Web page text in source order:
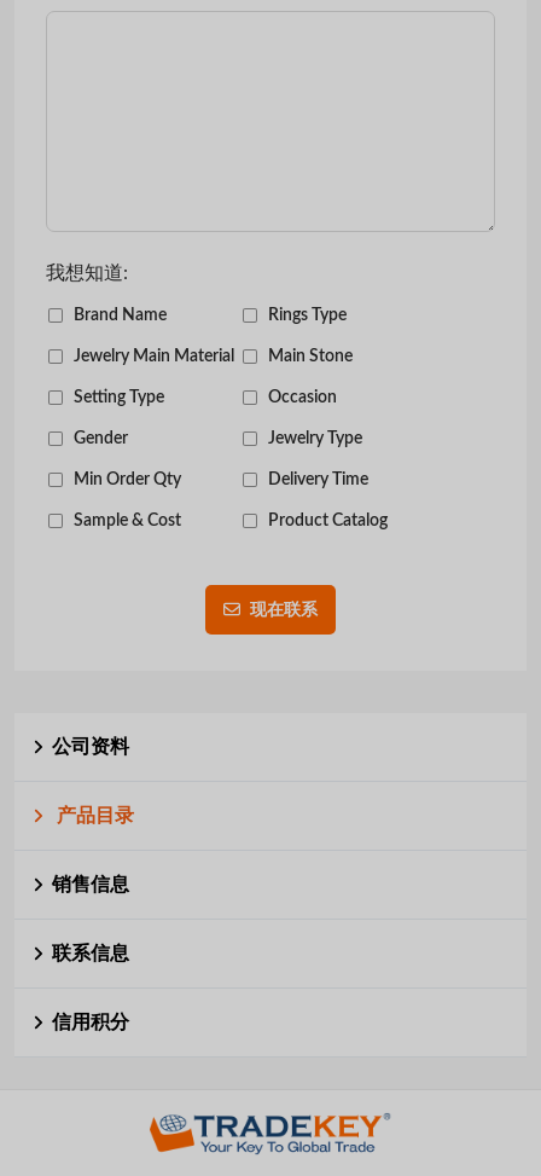
我想知道:
Brand Name Rings Type
Jewelry Main Material Main Stone
Setting Type Occasion
Gender Jewelry Type
Min Order Qty Delivery Time
Sample & Cost Product Catalog
现在联系
公司资料
产品目录
销售信息
联系信息
信用积分